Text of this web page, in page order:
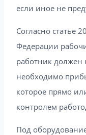
если иное не
Согласно статье
Федерации
работник должен
необходимо
которое прямо
контролем
Под